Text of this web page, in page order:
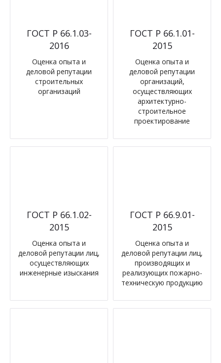
ГОСТ Р 66.1.03-
2016
Оценка опыта и
деловой репутации
строительных
организаций
ГОСТ Р 66.1.01-
2015
Оценка опыта и
деловой репутации
организаций,
осуществляющих
архитектурно-
строительное
проектирование
ГОСТ Р 66.1.02-
2015
Оценка опыта и
деловой репутации лиц,
осуществляющих
инженерные изыскания
ГОСТ Р 66.9.01-
2015
Оценка опыта и
деловой репутации лиц,
производящих и
реализующих пожарно-
техническую продукцию